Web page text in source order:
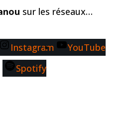
sur les réseaux…
Instagram
YouTube
Spotify